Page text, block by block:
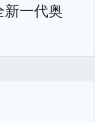
新一代奥